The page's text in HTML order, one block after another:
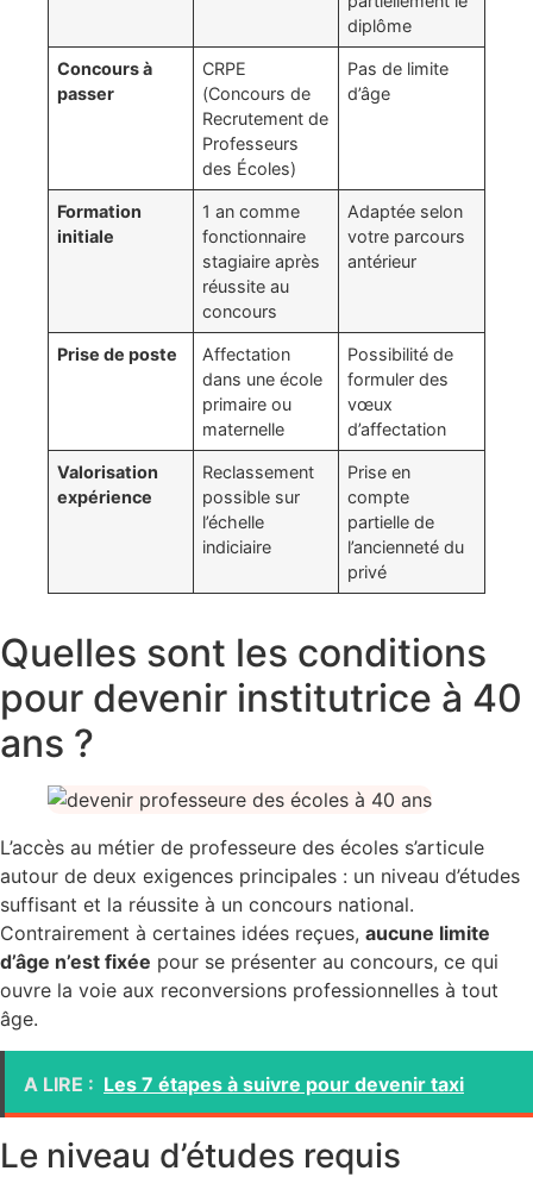
diplôme
Concours à
passer
CRPE
(Concours de
Recrutement de
Professeurs
des Écoles)
Pas de limite
d’âge
Formation
initiale
1 an comme
fonctionnaire
stagiaire après
réussite au
concours
Adaptée selon
votre parcours
antérieur
Prise de poste
Affectation
dans une école
primaire ou
maternelle
Possibilité de
formuler des
vœux
d’affectation
Valorisation
expérience
Reclassement
possible sur
l’échelle
indiciaire
Prise en
compte
partielle de
l’ancienneté du
privé
Quelles sont les conditions
pour devenir institutrice à 40
ans ?
L’accès au métier de professeure des écoles s’articule
autour de deux exigences principales : un niveau d’études
suffisant et la réussite à un concours national.
Contrairement à certaines idées reçues, aucune limite
d’âge n’est fixée pour se présenter au concours, ce qui
ouvre la voie aux reconversions professionnelles à tout
âge.
A LIRE : Les 7 étapes à suivre pour devenir taxi
Le niveau d’études requis